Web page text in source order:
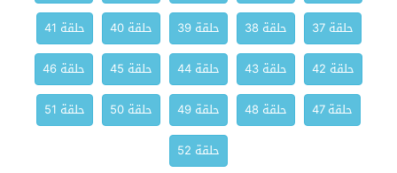
حلقة 37
حلقة 38 حلقة 39 حلقة 40
حلقة 41
حلقة 42
حلقة 43 حلقة 44 حلقة 45
حلقة 46
حلقة 47
حلقة 48 حلقة 49 حلقة 50
حلقة 51
حلقة 52